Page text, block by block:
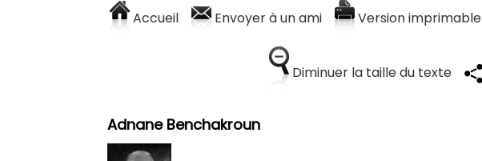
Accueil Envoyer à un ami Version imprimable
Diminuer la taille du texte
Adnane Benchakroun